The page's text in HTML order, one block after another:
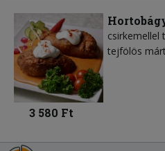
csirkemellel
tejfölös
3 580 Ft